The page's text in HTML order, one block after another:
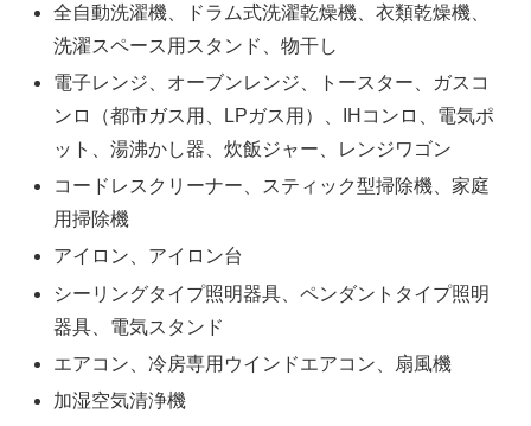
全自動洗濯機、ドラム式洗濯乾燥機、衣類乾燥機、
洗濯スペース用スタンド、物干し
電子レンジ、オーブンレンジ、トースター、ガスコ
ンロ（都市ガス用、LPガス用）、IHコンロ、電気ポ
ット、湯沸かし器、炊飯ジャー、レンジワゴン
コードレスクリーナー、スティック型掃除機、家庭
用掃除機
アイロン、アイロン台
シーリングタイプ照明器具、ペンダントタイプ照明
器具、電気スタンド
エアコン、冷房専用ウインドエアコン、扇風機
加湿空気清浄機